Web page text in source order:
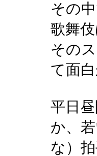
その
歌舞
その
て面
平日
か、
な）